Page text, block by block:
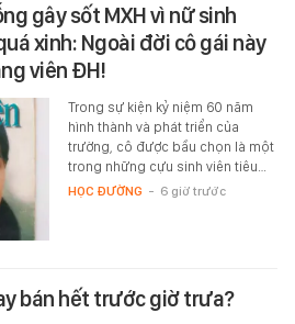
gây sốt MXH vì nữ sinh
xinh: Ngoài đời cô gái này
viên ĐH!
Trong sự kiện kỷ niệm 60 năm
hình thành và phát triển của
trường, cô được bầu chọn là một
trong những cựu sinh viên tiêu…
HỌC ĐƯỜNG - 6 giờ trước
bán hết trước giờ trưa?